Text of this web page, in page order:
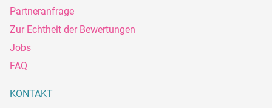
Partneranfrage
Zur Echtheit der Bewertungen
Jobs
FAQ
KONTAKT